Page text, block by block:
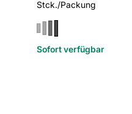
Stck./Packung
Sofort verfügbar